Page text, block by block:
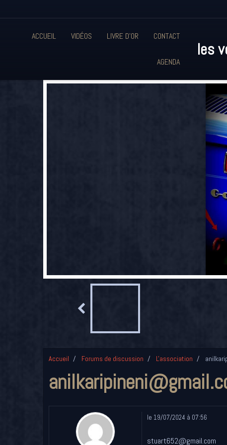
ACCUEIL VIDÉOS LIVRE D'OR CONTACT
AGENDA
les
Accueil Forums de discussion L'association
le 19/07/2024 à 07:56
stuart652@gmail.com